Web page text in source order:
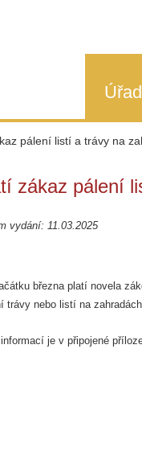
Úřad
pálení listí a trávy na
zákaz pálení
vydání: 11.03.2025
března platí novela
trávy nebo listí na zahradách.
je v připojené